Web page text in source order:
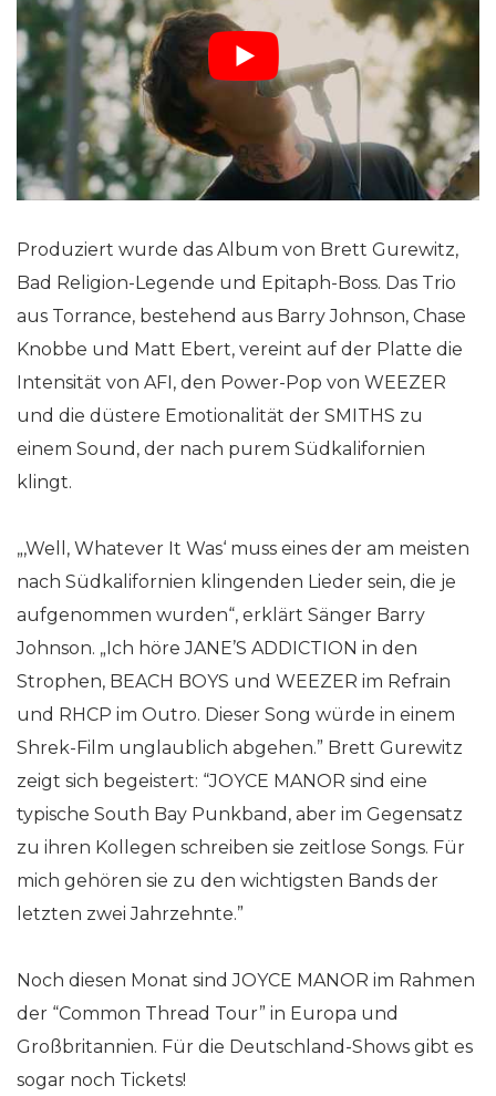
Produziert wurde das Album von Brett Gurewitz,
Bad Religion-Legende und Epitaph-Boss. Das Trio
aus Torrance, bestehend aus Barry Johnson, Chase
Knobbe und Matt Ebert, vereint auf der Platte die
Intensität von AFI, den Power-Pop von WEEZER
und die düstere Emotionalität der SMITHS zu
einem Sound, der nach purem Südkalifornien
klingt.
„‚Well, Whatever It Was‘ muss eines der am meisten
nach Südkalifornien klingenden Lieder sein, die je
aufgenommen wurden“, erklärt Sänger Barry
Johnson. „Ich höre JANE’S ADDICTION in den
Strophen, BEACH BOYS und WEEZER im Refrain
und RHCP im Outro. Dieser Song würde in einem
Shrek-Film unglaublich abgehen.” Brett Gurewitz
zeigt sich begeistert: “JOYCE MANOR sind eine
typische South Bay Punkband, aber im Gegensatz
zu ihren Kollegen schreiben sie zeitlose Songs. Für
mich gehören sie zu den wichtigsten Bands der
letzten zwei Jahrzehnte.”
Noch diesen Monat sind JOYCE MANOR im Rahmen
der “Common Thread Tour” in Europa und
Großbritannien. Für die Deutschland-Shows gibt es
sogar noch Tickets!